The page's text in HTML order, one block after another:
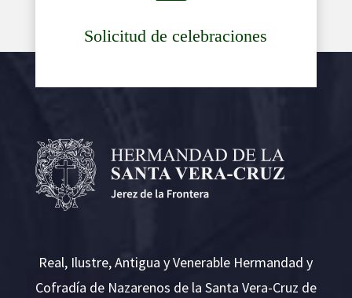
Solicitud de celebraciones
Real, Ilustre, Antigua y Venerable Hermandad y
Cofradía de Nazarenos de la Santa Vera-Cruz de